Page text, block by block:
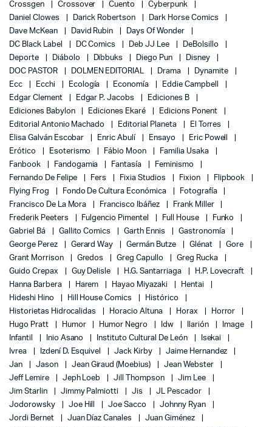
Crossgen
Crossover Cuento
Cyberpunk
Daniel Clowes
Darick Robertson
Dark Horse Comics
Dave McKean
David Rubin
Days Of Wonder
DC Black Label
DC Comics Deb JJ Lee
DeBolsillo
Deporte
Diábolo Dibbuks Diego Pun
Disney
DOC PASTOR
DOLMEN EDITORIAL Drama
Dynamite
Ecc
Ecchi Ecología Economía
Eddie Campbell
Edgar Clement
Edgar P. Jacobs
Ediciones B
Ediciones Babylon
Ediciones Ekaré
Edicions Ponent
Editorial Antonio Machado
Editorial Planeta
El Torres
Elisa Galván Escobar
Enric Abulí Ensayo
Eric Powell
Erótico
Esoterismo Fábio Moon
Familia Usaka
Fanbook
Fandogamia Fantasía
Feminismo
Fernando De Felipe
Fers Fixia Studios Fixion
Flipbook
Flying Frog
Fondo De Cultura Económica
Fotografía
Francisco De La Mora
Francisco Ibáñez
Frank Miller
Frederik Peeters
Fulgencio Pimentel Full House
Funko
Gabriel Bá
Gallito Comics Garth Ennis
Gastronomía
George Perez
Gerard Way Germán Butze Glénat
Gore
Grant Morrison
Gredos Greg Capullo
Greg Rucka
Guido Crepax
Guy Delisle H.G. Santarriaga
H.P. Lovecraft
Hanna Barbera
Harem Hayao Miyazaki
Hentai
Hideshi Hino
Hill House Comics
Histórico
Historietas Hidrocalidas
Horacio Altuna Horax
Horror
Hugo Pratt
Humor Humor Negro Idw Ilarión
Image
Infantil
Inio Asano Instituto Cultural De León
Isekai
Ivrea
Izdení D. Esquivel Jack Kirby
Jaime Hernandez
Jan
Jason Jean Giraud (Moebius)
Jean Webster
Jeff Lemire
Jeph Loeb Jill Thompson
Jim Lee
Jim Starlin
Jimmy Palmiotti Jis
JL Pescador
Jodorowsky
Joe Hill Joe Sacco
Johnny Ryan
Jordi Bernet
Juan Díaz Canales
Juan Giménez